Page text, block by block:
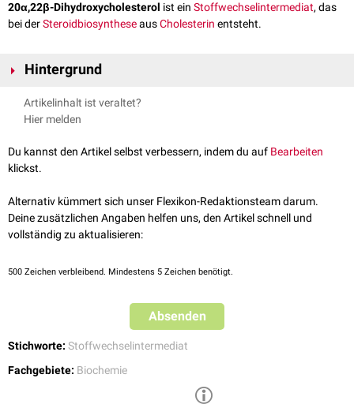
20α,22β-Dihydroxycholesterol ist ein Stoffwechselintermediat, das
bei derSteroidbiosyntheseausCholesterin entsteht.
Hintergrund
Cholesterin wird durch die
zunächst zu22β-Hydroxycholesterol
Tautomerisierung zu Pregnenolon
Artikelinhalt ist veraltet?
Hier melden
Du kannst den Artikel selbst verbessern, indem du auf Bearbeiten
klickst.
Alternativ kümmert sich unser Flexikon-Redaktionsteam darum.
Deine zusätzlichen Angaben helfen uns, den Artikel schnell und
vollständig zu aktualisieren:
500 Zeichen verbleibend. Mindestens 5 Zeichen benötigt.
Absenden
Stichworte: Stoffwechselintermediat
Fachgebiete: Biochemie